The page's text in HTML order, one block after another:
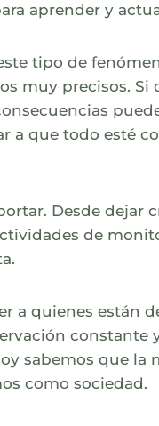
aprender y
tipo de
muy precisos.
a que todo esté
Desde dejar
de
a quienes están
sabemos que
como sociedad.